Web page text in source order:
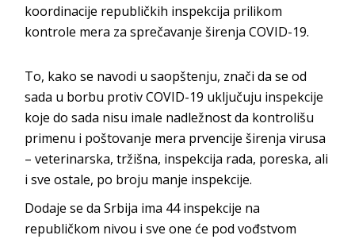
koordinacije republičkih inspekcija prilikom
kontrole mera za sprečavanje širenja COVID-19.
To, kako se navodi u saopštenju, znači da se od
sada u borbu protiv COVID-19 uključuju inspekcije
koje do sada nisu imale nadležnost da kontrolišu
primenu i poštovanje mera prvencije širenja virusa
– veterinarska, tržišna, inspekcija rada, poreska, ali
i sve ostale, po broju manje inspekcije.
Dodaje se da Srbija ima 44 inspekcije na
republičkom nivou i sve one će pod vođstvom